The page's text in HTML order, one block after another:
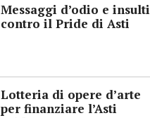
Messaggi d’odio e insulti
contro il Pride di Asti
Lotteria di opere d’arte
per finanziare l’Asti